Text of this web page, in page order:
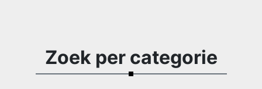
Zoek per categorie